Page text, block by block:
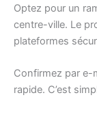
Optez pour un
centre-ville. Le
plateformes
Confirmez par e-
rapide. C’est